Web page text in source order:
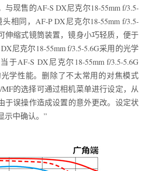
与现售的AF-S DX尼克尔18-55mm f/3.5-
相同，AF-P DX尼克尔18-55mm f/3.5-
伸缩式镜筒装置，镜身小巧轻质，便于
尼克尔18-55mm f/3.5-5.6G采用的光学
于AF-S DX尼克尔18-55mm f/3.5-5.6G
学性能。删除了不太常用的对焦模式
的选择可通过相机菜单进行设定，从
于误操作造成设置的意外更改。设定状
示中确认。”